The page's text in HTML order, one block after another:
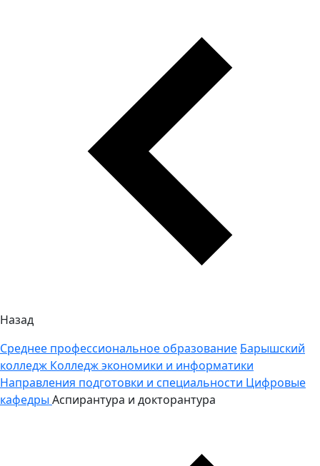
Назад
Среднее профессиональное образование Барышский
колледж Колледж экономики и информатики
Направления подготовки и специальности Цифровые
кафедры Аспирантура и докторантура